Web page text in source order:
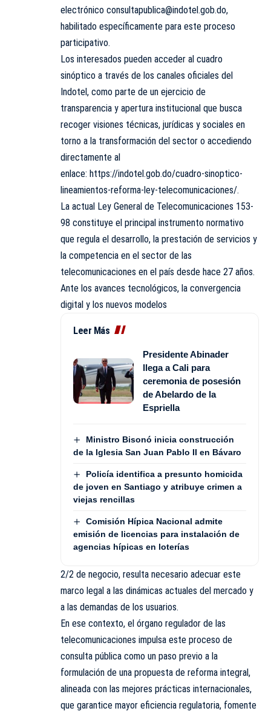
electrónico consultapublica@indotel.gob.do,
habilitado específicamente para este proceso
participativo.
Los interesados pueden acceder al cuadro
sinóptico a través de los canales oficiales del
Indotel, como parte de un ejercicio de
transparencia y apertura institucional que busca
recoger visiones técnicas, jurídicas y sociales en
torno a la transformación del sector o accediendo
directamente al
enlace: https://indotel.gob.do/cuadro-sinoptico-
lineamientos-reforma-ley-telecomunicaciones/.
La actual Ley General de Telecomunicaciones 153-
98 constituye el principal instrumento normativo
que regula el desarrollo, la prestación de servicios y
la competencia en el sector de las
telecomunicaciones en el país desde hace 27 años.
Ante los avances tecnológicos, la convergencia
digital y los nuevos modelos
Leer Más
Presidente Abinader
llega a Cali para
ceremonia de posesión
de Abelardo de la
Espriella
Ministro Bisonó inicia construcción
de la Iglesia San Juan Pablo II en Bávaro
Policía identifica a presunto homicida
de joven en Santiago y atribuye crimen a
viejas rencillas
Comisión Hípica Nacional admite
emisión de licencias para instalación de
agencias hípicas en loterías
2/2 de negocio, resulta necesario adecuar este
marco legal a las dinámicas actuales del mercado y
a las demandas de los usuarios.
En ese contexto, el órgano regulador de las
telecomunicaciones impulsa este proceso de
consulta pública como un paso previo a la
formulación de una propuesta de reforma integral,
alineada con las mejores prácticas internacionales,
que garantice mayor eficiencia regulatoria, fomente